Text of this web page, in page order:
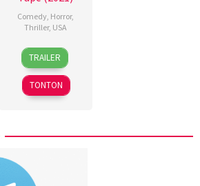
Comedy, Horror,
Thriller, USA
12
Aug
2022
Bret
Lada
TRAILER
TONTON